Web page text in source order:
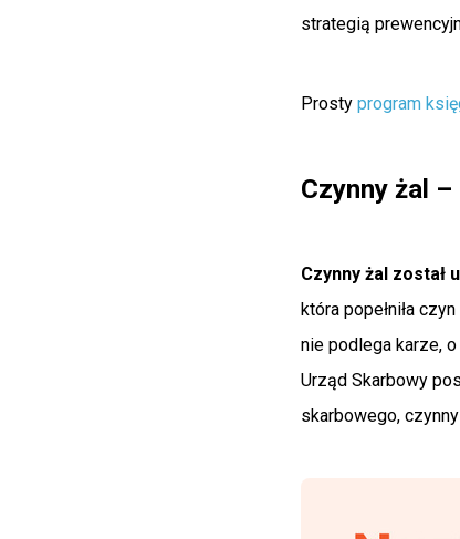
strategią
Prosty program
Czynny żal
Czynny żal został
która popełniła
nie podlega karze,
Urząd Skarbowy
skarbowego,